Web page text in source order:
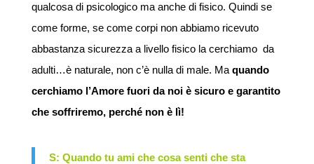
qualcosa di psicologico ma anche di fisico. Quindi se
come forme, se come corpi non abbiamo ricevuto
abbastanza sicurezza a livello fisico la cerchiamo da
adulti…è naturale, non c’è nulla di male. Ma quando
cerchiamo l’Amore fuori da noi è sicuro e garantito
che soffriremo, perché non è lì!
S: Quando tu ami che cosa senti che sta